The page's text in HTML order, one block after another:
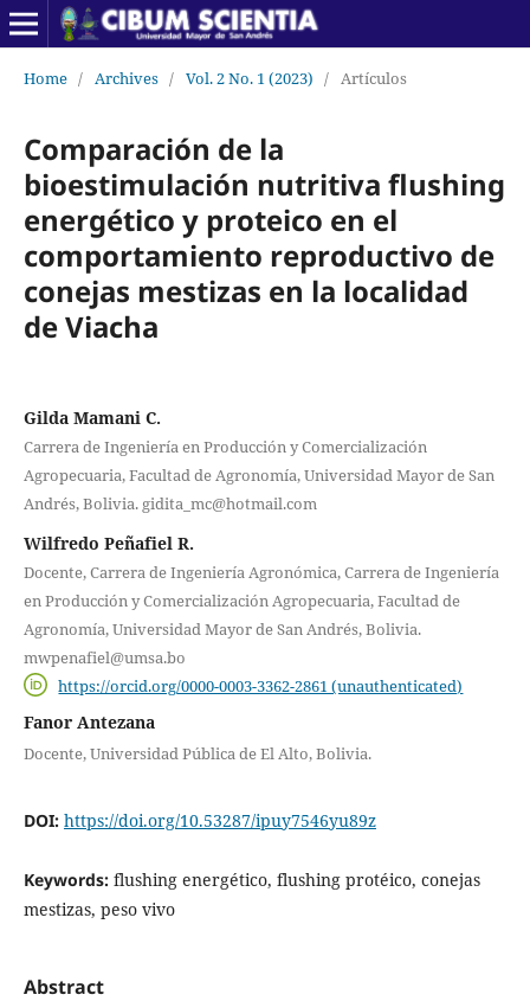
Home / Archives / Vol. 2 No. 1 (2023) / Artículos
Comparación de la
bioestimulación nutritiva flushing
energético y proteico en el
comportamiento reproductivo de
conejas mestizas en la localidad
de Viacha
Gilda Mamani C.
Carrera de Ingeniería en Producción y Comercialización
Agropecuaria, Facultad de Agronomía, Universidad Mayor de San
Andrés, Bolivia. gidita_mc@hotmail.com
Wilfredo Peñafiel R.
Docente, Carrera de Ingeniería Agronómica, Carrera de Ingeniería
en Producción y Comercialización Agropecuaria, Facultad de
Agronomía, Universidad Mayor de San Andrés, Bolivia.
mwpenafiel@umsa.bo
https://orcid.org/0000-0003-3362-2861 (unauthenticated)
Fanor Antezana
Docente, Universidad Pública de El Alto, Bolivia.
DOI: https://doi.org/10.53287/ipuy7546yu89z
Keywords: flushing energético, flushing protéico, conejas
mestizas, peso vivo
Abstract